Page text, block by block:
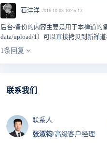
石洋洋 2016-10-08 10:45:12
后台-备份的内容主要是用于本禅道的
data/upload/1）可以直接拷贝到新禅道
1条回复
联系我们
联系人
张淑钧/高级客户经理